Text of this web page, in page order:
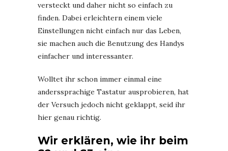
versteckt und daher nicht so einfach zu
finden. Dabei erleichtern einem viele
Einstellungen nicht einfach nur das Leben,
sie machen auch die Benutzung des Handys
einfacher und interessanter.
Wolltet ihr schon immer einmal eine
anderssprachige Tastatur ausprobieren, hat
der Versuch jedoch nicht geklappt, seid ihr
hier genau richtig.
Wir erklären, wie ihr beim